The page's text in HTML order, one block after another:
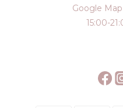
Google Map
15:00-